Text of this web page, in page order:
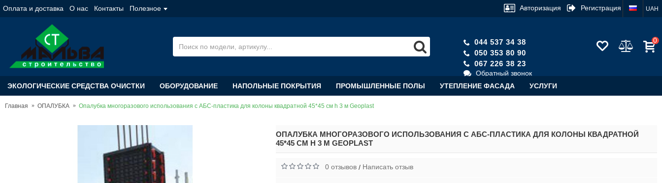
Оплата и доставка О нас Контакты Полезное UAH
Авторизация Регистрация
044 537 34 38
050 353 80 90
067 226 38 23
Обратный звонок
0
ЭКОЛОГИЧЕСКИЕ СРЕДСТВА ОЧИСТКИ ОБОРУДОВАНИЕ НАПОЛЬНЫЕ ПОКРЫТИЯ ПРОМЫШЛЕННЫЕ ПОЛЫ УТЕПЛЕНИЕ ФАСАДА УСЛУГИ
Главная ОПАЛУБКА Опалубка многоразового использования с АБС-пластика для колоны квадратной 45*45 см h 3 м Geoplast
ОПАЛУБКА МНОГОРАЗОВОГО ИСПОЛЬЗОВАНИЯ С АБС-ПЛАСТИКА ДЛЯ КОЛОНЫ КВАДРАТНОЙ
45*45 СМ H 3 М GEOPLAST
0 отзывов/ Написать отзыв